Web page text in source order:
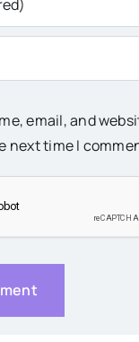
email, and
next time I